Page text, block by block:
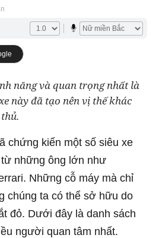
năng và quan trọng nhất là
này đã tạo nên vị thế khác
chứng kiến ​​một số siêu xe
những ông lớn như
Những cỗ máy mà chỉ
chúng ta có thể sở hữu do
đỏ. Dưới đây là danh sách
người quan tâm nhất.